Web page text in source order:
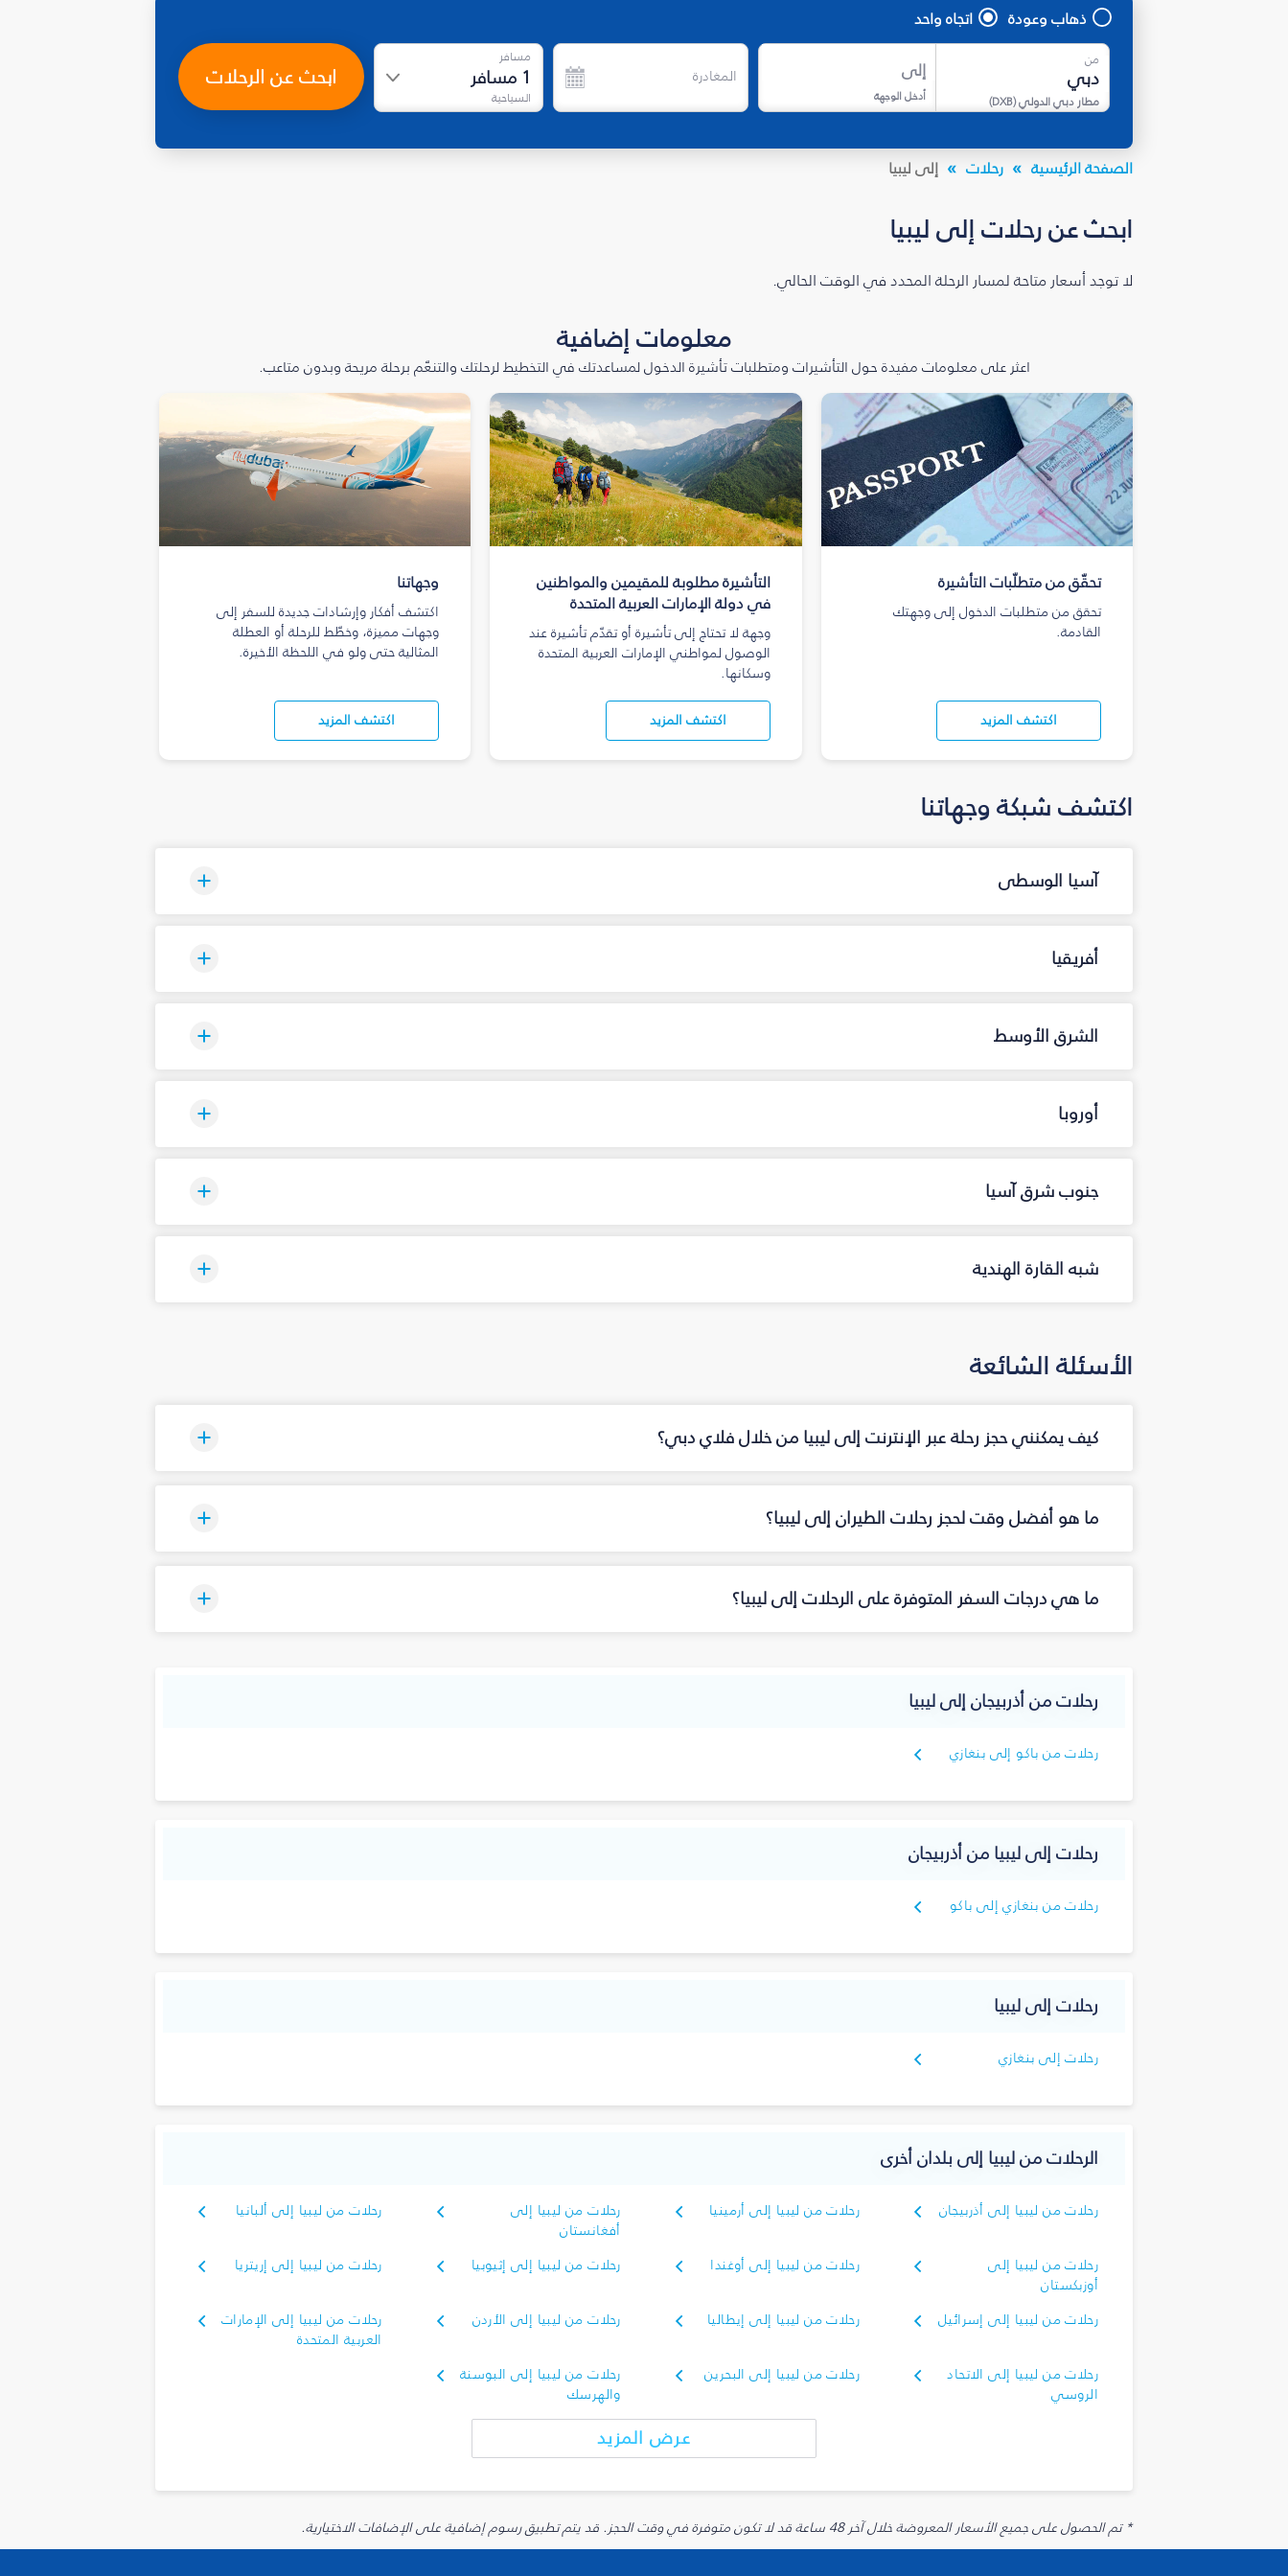
ذهاب وعودة اتجاه واحد
من
مطار دبي الدولي(
DXB
)
إلى
أدخل الوجهة
المغادرة
مسافر
1 مسافر
السياحية
ابحث عن الرحلات
الصفحة الرئيسية رحلات إلى ليبيا
ابحث عن رحلات إلى ليبيا
لا توجد أسعار متاحة لمسار الرحلة المحدد في الوقت الحالي.
معلومات إضافية
اعثر على معلومات مفيدة حول التأشيرات ومتطلبات تأشيرة الدخول لمساعدتك في التخطيط لرحلتك والتنعّم برحلة مريحة وبدون متاعب.
تحقّق من متطلّبات التأشيرة
تحقق من متطلبات الدخول إلى وجهتك
القادمة.
اكتشف المزيد
التأشيرة مطلوبة للمقيمين والمواطنين
في دولة الإمارات العربية المتحدة
وجهة لا تحتاج إلى تأشيرة أو تقدّم تأشيرة عند
الوصول لمواطني الإمارات العربية المتحدة
وسكانها.
اكتشف المزيد
وجهاتنا
اكتشف أفكار وإرشادات جديدة للسفر إلى
وجهات مميزة، وخطّط للرحلة أو العطلة
المثالية حتى ولو في اللحظة الأخيرة.
اكتشف المزيد
اكتشف شبكة وجهاتنا
آسيا الوسطى
أفريقيا
الشرق الأوسط
أوروبا
جنوب شرق آسيا
شبه القارة الهندية
الأسئلة الشائعة
كيف يمكنني حجز رحلة عبر الإنترنت إلى ليبيا من خلال فلاي دبي؟
ما هو أفضل وقت لحجز رحلات الطيران إلى ليبيا؟
ما هي درجات السفر المتوفرة على الرحلات إلى ليبيا؟
رحلات من أذربيجان إلى ليبيا
رحلات من باكو إلى بنغازي
رحلات إلى ليبيا من أذربيجان
رحلات من بنغازي إلى باكو
رحلات إلى ليبيا
رحلات إلى بنغازي
الرحلات من ليبيا إلى بلدان أخرى
رحلات من ليبيا إلى أذربيجان رحلات من ليبيا إلى أرمينيا
رحلات من ليبيا إلى
أفغانستان
رحلات من ليبيا إلى ألبانيا
رحلات من ليبيا إلى
أوزبكستان
رحلات من ليبيا إلى أوغندا رحلات من ليبيا إلى إثيوبيا رحلات من ليبيا إلى إريتريا
رحلات من ليبيا إلى إسرائيل رحلات من ليبيا إلى إيطاليا رحلات من ليبيا إلى الأردن
رحلات من ليبيا إلى الإمارات
العربية المتحدة
رحلات من ليبيا إلى الاتحاد
الروسي
رحلات من ليبيا إلى البحرين
رحلات من ليبيا إلى البوسنة
والهرسك
عرض المزيد
* تم الحصول على جميع الأسعار المعروضة خلال آخر 48 ساعة قد لا تكون متوفرة في وقت الحجز. قد يتم تطبيق رسوم إضافية على الإضافات الاختيارية.